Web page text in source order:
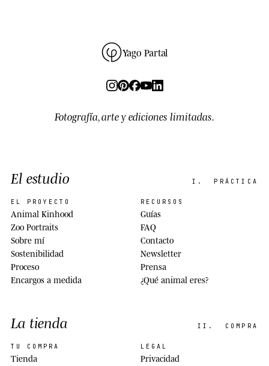
Yago Partal
Fotografía, arte y ediciones limitadas.
El estudio I. PRÁCTICA
EL PROYECTO
Animal Kinhood
Zoo Portraits
Sobre mí
Sostenibilidad
Proceso
Encargos a medida
RECURSOS
Guías
FAQ
Contacto
Newsletter
Prensa
¿Qué animal eres?
La tienda II. COMPRA
TU COMPRA
Tienda
LEGAL
Privacidad